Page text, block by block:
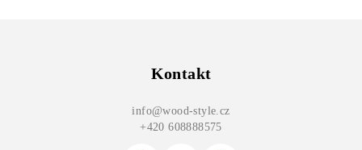
Kontakt
info@wood-style.cz
+420 608888575